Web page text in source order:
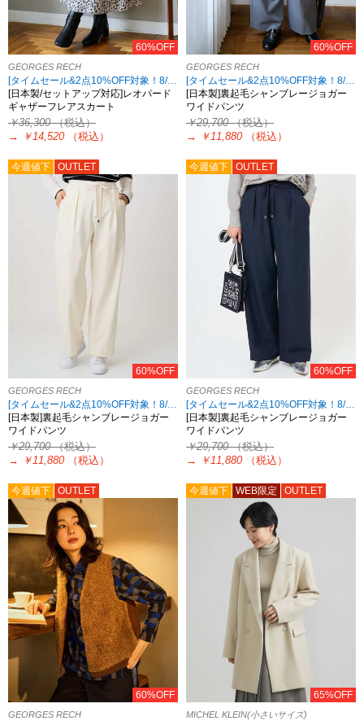
60%OFF
GEORGES RECH
[タイムセール&2点10%OFF対象！8/17 8:59まで アウトレット限定]
[日本製/セットアップ対応]レオパード
ギャザーフレアスカート
￥36,300（税込）
→
￥14,520 （税込）
60%OFF
GEORGES RECH
[タイムセール&2点10%OFF対象！8/17 8:59まで アウトレット限定]
[日本製]裏起毛シャンブレージョガー
ワイドパンツ
￥29,700（税込）
→
￥11,880 （税込）
今週値下 OUTLET
60%OFF
GEORGES RECH
[タイムセール&2点10%OFF対象！8/17 8:59まで アウトレット限定]
[日本製]裏起毛シャンブレージョガー
ワイドパンツ
￥29,700（税込）
→
￥11,880 （税込）
今週値下 OUTLET
60%OFF
GEORGES RECH
[タイムセール&2点10%OFF対象！8/17 8:59まで アウトレット限定]
[日本製]裏起毛シャンブレージョガー
ワイドパンツ
￥29,700（税込）
→
￥11,880 （税込）
今週値下 OUTLET
60%OFF
GEORGES RECH
今週値下 WEB限定 OUTLET
65%OFF
MICHEL KLEIN(小さいサイズ)